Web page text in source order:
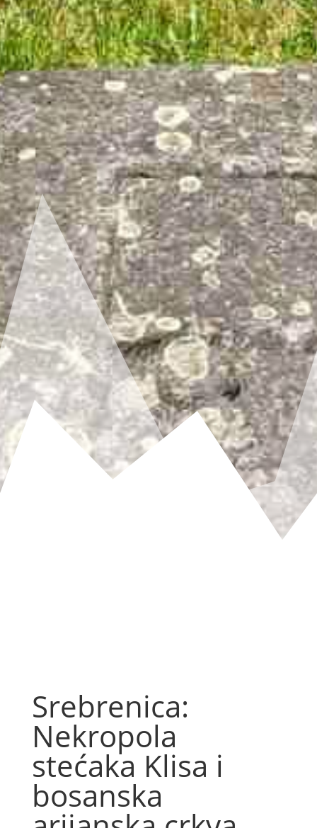
Srebrenica:
Nekropola
stećaka Klisa i
bosanska